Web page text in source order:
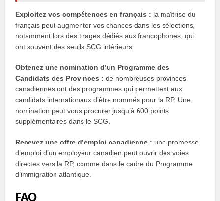
Exploitez vos compétences en français : la maîtrise du
français peut augmenter vos chances dans les sélections,
notamment lors des tirages dédiés aux francophones, qui
ont souvent des seuils SCG inférieurs.
Obtenez une nomination d’un Programme des
Candidats des Provinces : de nombreuses provinces
canadiennes ont des programmes qui permettent aux
candidats internationaux d’être nommés pour la RP. Une
nomination peut vous procurer jusqu’à 600 points
supplémentaires dans le SCG.
Recevez une offre d’emploi canadienne : une promesse
d’emploi d’un employeur canadien peut ouvrir des voies
directes vers la RP, comme dans le cadre du Programme
d’immigration atlantique.
FAQ